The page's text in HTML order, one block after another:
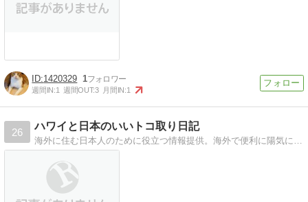
1420329 1
週間IN:1 週間OUT:3 月間IN:1
26
ハワイと日本のいいトコ取り日記